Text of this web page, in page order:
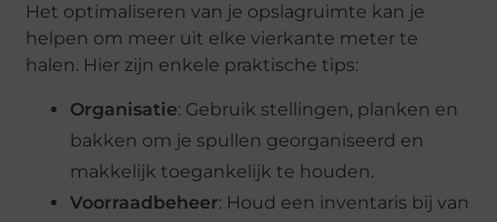
Het optimaliseren van je opslagruimte kan je
helpen om meer uit elke vierkante meter te
halen. Hier zijn enkele praktische tips:
Organisatie: Gebruik stellingen, planken en
bakken om je spullen georganiseerd en
makkelijk toegankelijk te houden.
Voorraadbeheer: Houd een inventaris bij van